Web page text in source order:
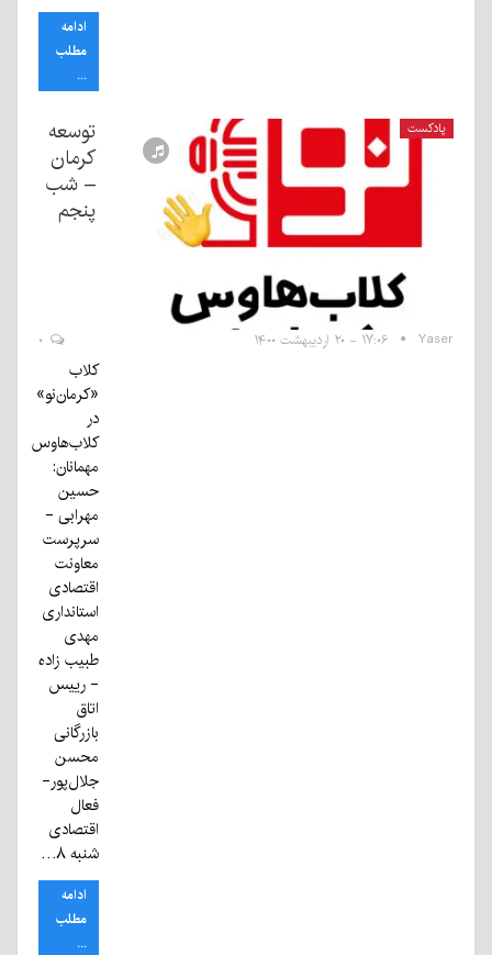
ادامه
مطلب
...
پادکست
توسعه
کرمان
– شب
پنجم
Yaser ۱۷:۰۶ - ۲۰ اردیبهشت ۱۴۰۰
کلاب
«کرمان‌نو»
در
کلاب‌هاوس
مهمانان:
حسین
مهرابی -
سرپرست
معاونت
اقتصادی
استانداری
مهدی
طبیب زاده
- رییس
اتاق
بازرگانی
محسن
جلال‌پور-
فعال
اقتصادی
شنبه ۸…
ادامه
مطلب
...